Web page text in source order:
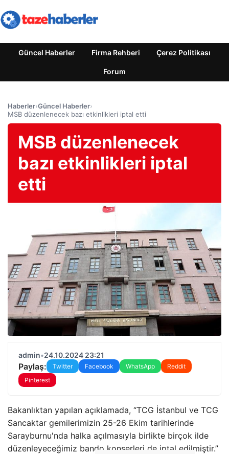
Güncel Haberler Firma Rehberi Çerez Politikası
Forum
Haberler›Güncel Haberler›
MSB düzenlenecek bazı etkinlikleri iptal etti
MSB düzenlenecek
bazı etkinlikleri iptal
etti
admin•24.10.2024 23:21
Paylaş: Twitter Facebook WhatsApp
Reddit
Pinterest
Bakanlıktan yapılan açıklamada, “TCG İstanbul ve TCG
Sancaktar gemilerimizin 25-26 Ekim tarihlerinde
Sarayburnu'nda halka açılmasıyla birlikte birçok ilde
düzenleyeceğimiz bando konserleri de iptal edilmiştir.”